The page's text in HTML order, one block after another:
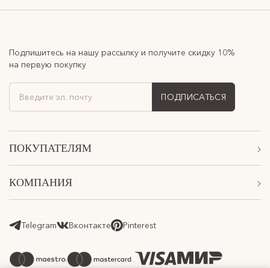
ПОКУПАТЕЛЯМ
Акции
Подарочные сертификаты
Оплата
Программа лояльности
КОМПАНИЯ
О Нас
Магазины
Подпишитесь на нашу рассылку и получите скидку 10%
на первую покупку
ПОДПИСАТЬСЯ
Telegram Вконтакте Pinterest